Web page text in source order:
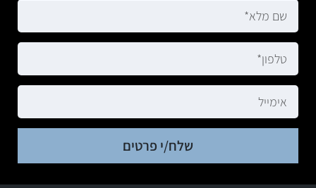
שלח/י פרטים